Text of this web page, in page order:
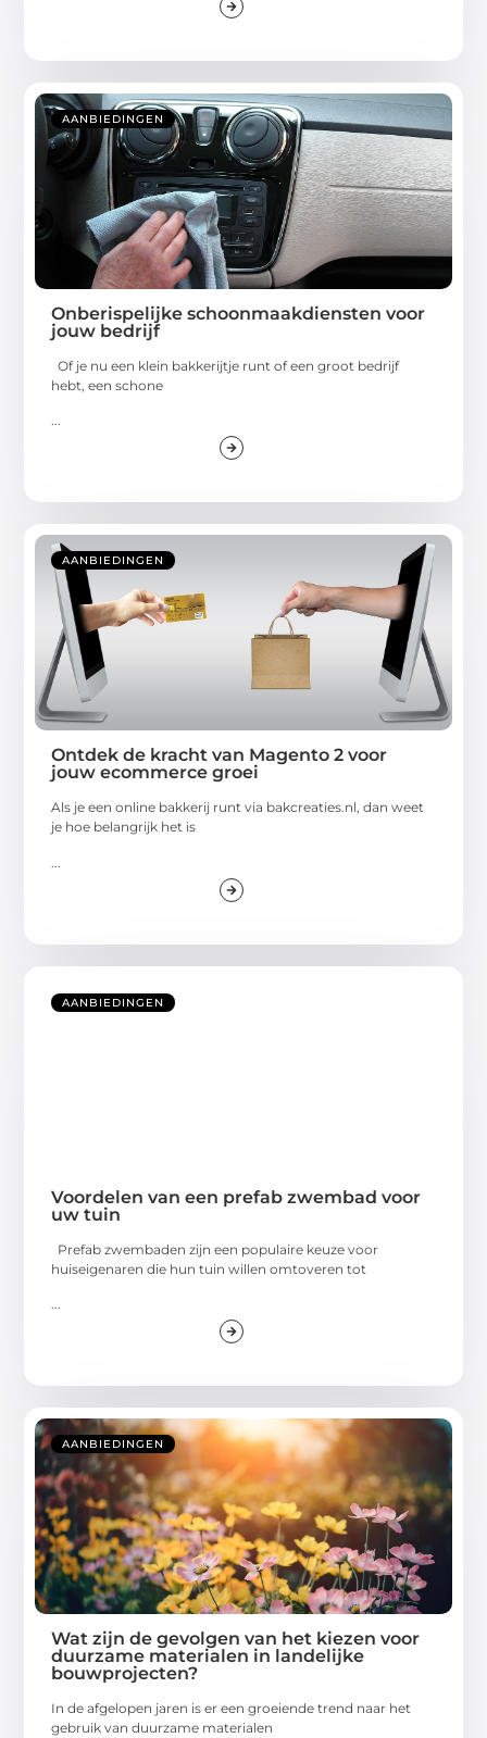
AANBIEDINGEN
Onberispelijke schoonmaakdiensten voor
jouw bedrijf
Of je nu een klein bakkerijtje runt of een groot bedrijf
hebt, een schone
...
AANBIEDINGEN
Ontdek de kracht van Magento 2 voor
jouw ecommerce groei
Als je een online bakkerij runt via bakcreaties.nl, dan weet
je hoe belangrijk het is
AANBIEDINGEN
Voordelen van een prefab zwembad voor
uw tuin
Prefab zwembaden zijn een populaire keuze voor
huiseigenaren die hun tuin willen omtoveren tot
...
AANBIEDINGEN
Wat zijn de gevolgen van het kiezen voor
duurzame materialen in landelijke
bouwprojecten?
In de afgelopen jaren is er een groeiende trend naar het
gebruik van duurzame materialen